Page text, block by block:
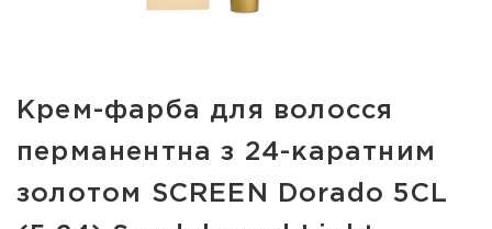
Крем-фарба для волосся
перманентна з 24-каратним
золотом SCREEN Dorado 5CL